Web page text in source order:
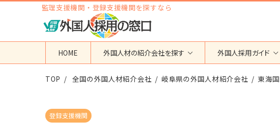
監理支援機関・登録支援機関を探すなら
HOME 外国人材の紹介会社を探す
地域から検索する
神奈川県
国籍から検索する 在留資格か
外国人採用ガイド
特定技能
TOP 全国の外国人材紹介会社 岐阜県の外国人材紹介会社 東海
登録支援機関